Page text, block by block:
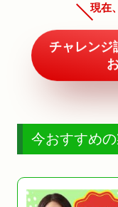
現在
チャレンジ
今おすすめ